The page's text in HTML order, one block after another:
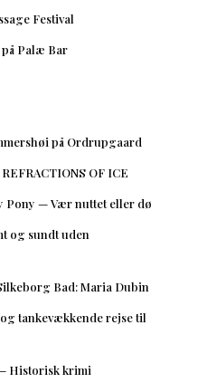
Festival
på Palæ Bar
på Ordrupgaard
OF ICE
Pony — Vær nuttet eller dø
og sundt uden
Bad: Maria Dubin
tankevækkende rejse til
Historisk krimi